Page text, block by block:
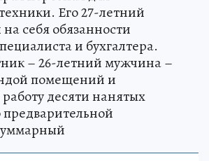
Его 27-летний
себя обязанности
и бухгалтера.
– 26-летний мужчина –
помещений и
десяти нанятых